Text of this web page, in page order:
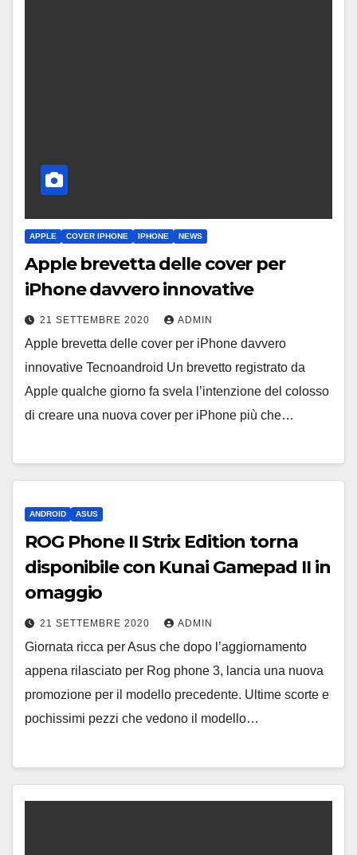
APPLE COVER IPHONE IPHONE NEWS
Apple brevetta delle cover per
iPhone davvero innovative
21 SETTEMBRE 2020 ADMIN
Apple brevetta delle cover per iPhone davvero
innovative Tecnoandroid Un brevetto registrato da
Apple qualche giorno fa svela l’intenzione del colosso
di creare una nuova cover per iPhone più che…
ANDROID ASUS
ROG Phone II Strix Edition torna
disponibile con Kunai Gamepad II in
omaggio
21 SETTEMBRE 2020 ADMIN
Giornata ricca per Asus che dopo l’aggiornamento
appena rilasciato per Rog phone 3, lancia una nuova
promozione per il modello precedente. Ultime scorte e
pochissimi pezzi che vedono il modello…